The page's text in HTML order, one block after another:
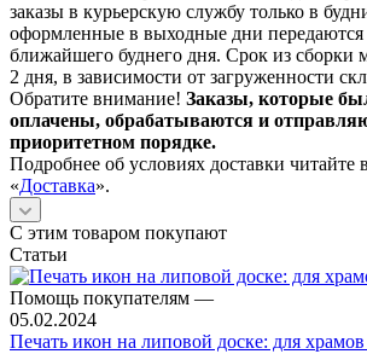
заказы в курьерскую службу только в
оформленные в выходные дни передаются
ближайшего буднего дня. Срок из сборки
2 дня, в зависимости от загруженности
Обратите внимание! Заказы, которые
оплачены, обрабатываются и
приоритетном порядке.
Подробнее об условиях доставки читайте
«Доставка».
С этим товаром покупают
Статьи
Помощь покупателям —
05.02.2024
Печать икон на липовой доске: для